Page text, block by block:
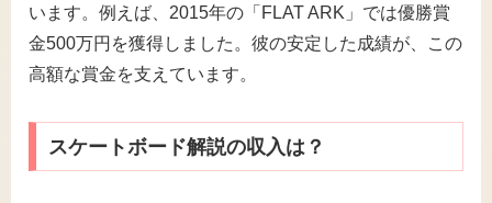
います。例えば、2015年の「FLAT ARK」では優勝賞
金500万円を獲得しました。彼の安定した成績が、この
高額な賞金を支えています。
スケートボード解説の収入は？